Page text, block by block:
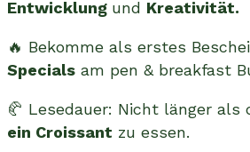
Entwicklung und Kreativität.
🔥 Bekomme als erstes
Specials am pen & breakfast
🥐 Lesedauer: Nicht länger als
ein Croissant zu essen.